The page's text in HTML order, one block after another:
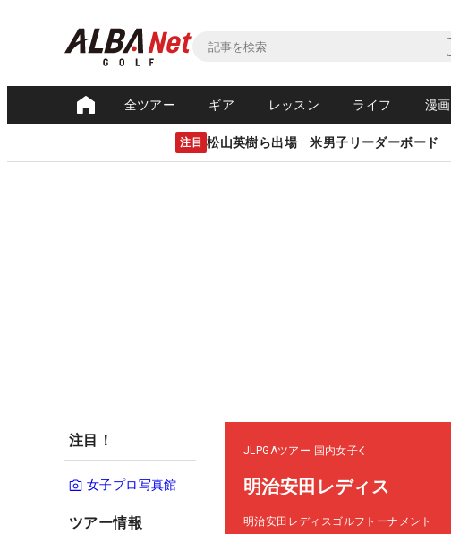
全ツアー ギア レッスン ライフ 漫画
注目 松山英樹ら出場 米男子リーダーボード
注目！
女子プロ写真館
ツアー情報
JLPGAツアー 国内女子
明治安田レディス
明治安田レディスゴルフトーナメント